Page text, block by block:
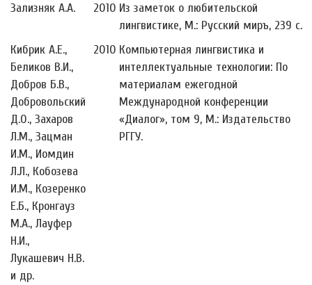
Зализняк А.А.
2010 Из заметок о любительской
лингвистике, М.: Русский миръ, 239 с.
Кибрик А.Е.,
Беликов В.И.,
Добров Б.В.,
Добровольский
Д.О., Захаров
Л.М., Зацман
И.М., Иомдин
Л.Л., Кобозева
И.М., Козеренко
Е.Б., Кронгауз
М.А., Лауфер
Н.И.,
Лукашевич Н.В.
и др.
2010 Компьютерная лингвистика и
интеллектуальные технологии: По
материалам ежегодной
Международной конференции
«Диалог», том 9, М.: Издательство
РГГУ.